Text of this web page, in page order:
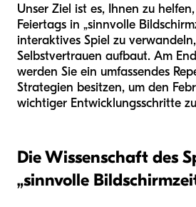
Unser Ziel ist es, Ihnen zu
Feiertags in „sinnvolle
interaktives Spiel zu
Selbstvertrauen aufbaut. Am
werden Sie ein umfassendes
Strategien besitzen, um den
wichtiger Entwicklungsschritte
Die Wissenschaft des
„sinnvolle